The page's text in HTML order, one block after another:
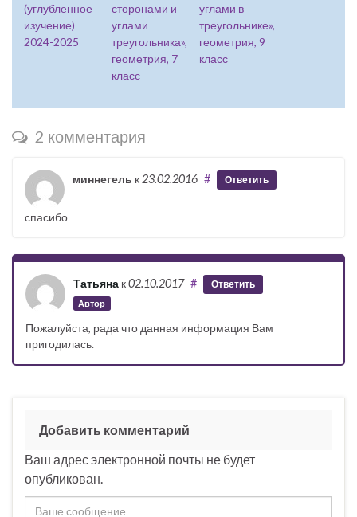
(углубленное
изучение)
2024-2025
сторонами и
углами
треугольника»,
геометрия, 7
класс
углами в
треугольнике»,
геометрия, 9
класс
2 комментария
миннегель к 23.02.2016 # Ответить
спасибо
Татьяна к02.10.2017
Автор
# Ответить
Пожалуйста, рада что данная информация Вам
пригодилась.
Добавить комментарий
Ваш адрес электронной почты не будет
опубликован.